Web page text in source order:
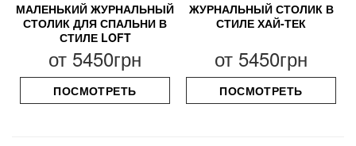
МАЛЕНЬКИЙ ЖУРНАЛЬНЫЙ
СТОЛИК ДЛЯ СПАЛЬНИ В
СТИЛЕ LOFT
от 5450грн
ПОСМОТРЕТЬ
ЖУРНАЛЬНЫЙ СТОЛИК В
СТИЛЕ ХАЙ-ТЕК
от 5450грн
ПОСМОТРЕТЬ